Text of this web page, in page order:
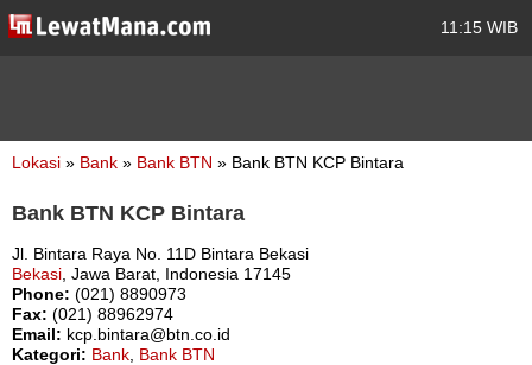
11:15 WIB
Lokasi » Bank » Bank BTN » Bank BTN KCP Bintara
Bank BTN KCP Bintara
Jl. Bintara Raya No. 11D Bintara Bekasi
Bekasi , Jawa Barat, Indonesia 17145
Phone: (021) 8890973
Fax: (021) 88962974
Email: kcp.bintara@btn.co.id
Kategori: Bank Bank BTN